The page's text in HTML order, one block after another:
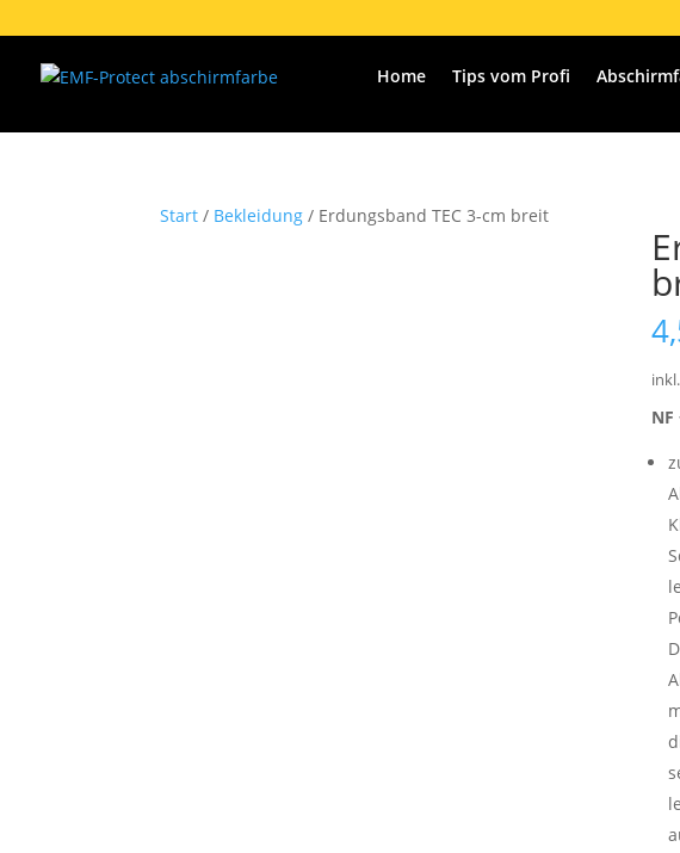
Home Tips vom Profi
Start / Bekleidung / Erdungsband TEC 3-cm breit